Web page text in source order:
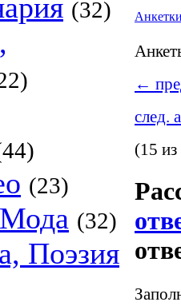
(32)
(23)
(32)
Поэзия
←
след.
(15